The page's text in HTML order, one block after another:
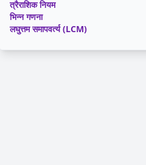
त्रैराशिक नियम
भिन्न गणना
लघुत्तम समापवर्त्य (LCM)